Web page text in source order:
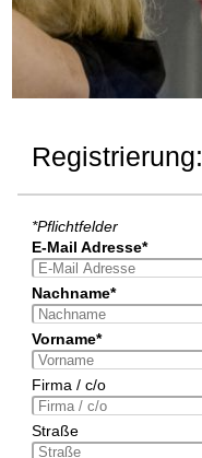
Registrierung:
*Pflichtfelder
E-Mail Adresse*
Nachname*
Vorname*
Firma / c/o
Straße